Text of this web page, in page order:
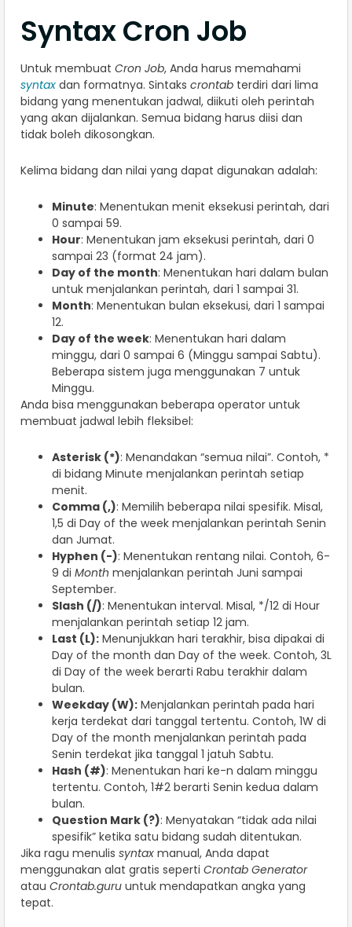
Syntax Cron Job
Untuk membuat Cron Job, Anda harus memahami
syntax dan formatnya. Sintaks crontab terdiri dari lima
bidang yang menentukan jadwal, diikuti oleh perintah
yang akan dijalankan. Semua bidang harus diisi dan
tidak boleh dikosongkan.
Kelima bidang dan nilai yang dapat digunakan adalah:
Minute: Menentukan menit eksekusi perintah, dari
0 sampai 59.
Hour: Menentukan jam eksekusi perintah, dari 0
sampai 23 (format 24 jam).
Day of the month: Menentukan hari dalam bulan
untuk menjalankan perintah, dari 1 sampai 31.
Month: Menentukan bulan eksekusi, dari 1 sampai
12.
Day of the week: Menentukan hari dalam
minggu, dari 0 sampai 6 (Minggu sampai Sabtu).
Beberapa sistem juga menggunakan 7 untuk
Minggu.
Anda bisa menggunakan beberapa operator untuk
membuat jadwal lebih fleksibel:
Asterisk (*): Menandakan “semua nilai”. Contoh, *
di bidang Minute menjalankan perintah setiap
menit.
Comma (,): Memilih beberapa nilai spesifik. Misal,
1,5 di Day of the week menjalankan perintah Senin
dan Jumat.
Hyphen (-): Menentukan rentang nilai. Contoh, 6-
9 di Month menjalankan perintah Juni sampai
September.
Slash (/): Menentukan interval. Misal, */12 di Hour
menjalankan perintah setiap 12 jam.
Last (L): Menunjukkan hari terakhir, bisa dipakai di
Day of the month dan Day of the week. Contoh, 3L
di Day of the week berarti Rabu terakhir dalam
bulan.
Weekday (W): Menjalankan perintah pada hari
kerja terdekat dari tanggal tertentu. Contoh, 1W di
Day of the month menjalankan perintah pada
Senin terdekat jika tanggal 1 jatuh Sabtu.
Hash (#): Menentukan hari ke-n dalam minggu
tertentu. Contoh, 1#2 berarti Senin kedua dalam
bulan.
Question Mark (?): Menyatakan “tidak ada nilai
spesifik” ketika satu bidang sudah ditentukan.
Jika ragu menulis syntax manual, Anda dapat
menggunakan alat gratis seperti Crontab Generator
atau Crontab.guru untuk mendapatkan angka yang
tepat.